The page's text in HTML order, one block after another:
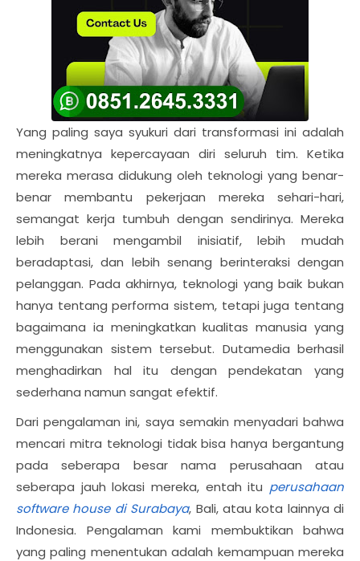
Yang paling saya syukuri dari transformasi ini adalah
meningkatnya kepercayaan diri seluruh tim. Ketika
mereka merasa didukung oleh teknologi yang benar-
benar membantu pekerjaan mereka sehari-hari,
semangat kerja tumbuh dengan sendirinya. Mereka
lebih berani mengambil inisiatif, lebih mudah
beradaptasi, dan lebih senang berinteraksi dengan
pelanggan. Pada akhirnya, teknologi yang baik bukan
hanya tentang performa sistem, tetapi juga tentang
bagaimana ia meningkatkan kualitas manusia yang
menggunakan sistem tersebut. Dutamedia berhasil
menghadirkan hal itu dengan pendekatan yang
sederhana namun sangat efektif.
Dari pengalaman ini, saya semakin menyadari bahwa
mencari mitra teknologi tidak bisa hanya bergantung
pada seberapa besar nama perusahaan atau
seberapa jauh lokasi mereka, entah itu perusahaan
software house di Surabaya, Bali, atau kota lainnya di
Indonesia. Pengalaman kami membuktikan bahwa
yang paling menentukan adalah kemampuan mereka